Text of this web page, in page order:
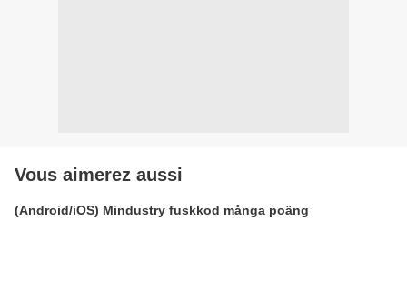
Vous aimerez aussi
(Android/iOS) Mindustry fuskkod många poäng